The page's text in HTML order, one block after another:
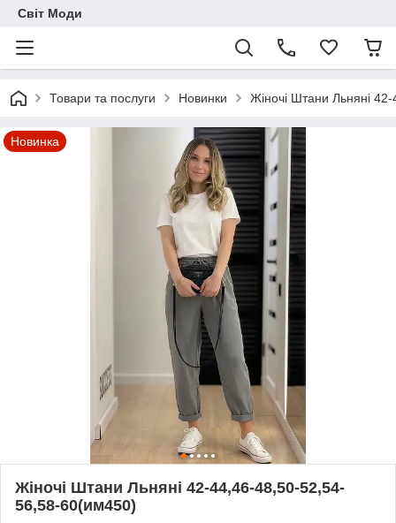
Світ Моди
Товари та послуги Новинки Жіночі Штани Льняні
Новинка
Жіночі Штани Льняні 42-44,46-48,50-52,54-
56,58-60(им450)